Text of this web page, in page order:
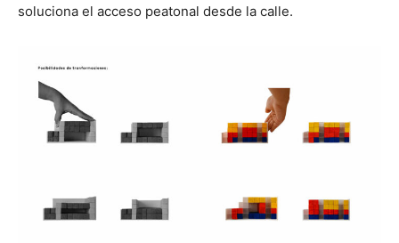
soluciona el acceso peatonal desde la calle.